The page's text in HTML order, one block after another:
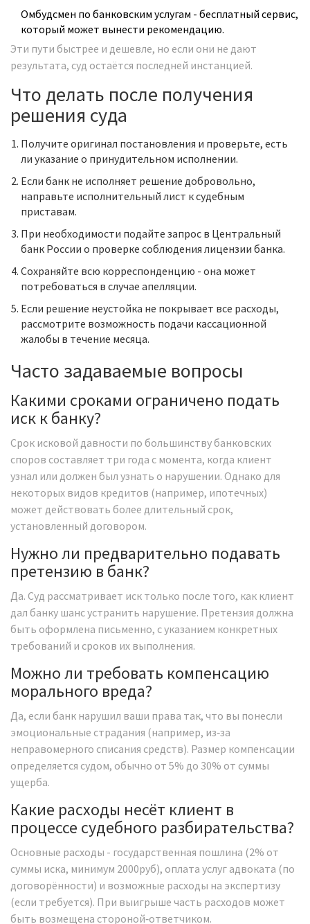
Омбудсмен по банковским услугам - бесплатный сервис,
который может вынести рекомендацию.
Эти пути быстрее и дешевле, но если они не дают
результата, суд остаётся последней инстанцией.
Что делать после получения
решения суда
Получите оригинал постановления и проверьте, есть
ли указание о принудительном исполнении.
Если банк не исполняет решение добровольно,
направьте исполнительный лист к судебным
приставам.
При необходимости подайте запрос в Центральный
банк России о проверке соблюдения лицензии банка.
Сохраняйте всю корреспонденцию - она может
потребоваться в случае апелляции.
Если решение неустойка не покрывает все расходы,
рассмотрите возможность подачи кассационной
жалобы в течение месяца.
Часто задаваемые вопросы
Какими сроками ограничено подать
иск к банку?
Срок исковой давности по большинству банковских
споров составляет три года с момента, когда клиент
узнал или должен был узнать о нарушении. Однако для
некоторых видов кредитов (например, ипотечных)
может действовать более длительный срок,
установленный договором.
Нужно ли предварительно подавать
претензию в банк?
Да. Суд рассматривает иск только после того, как клиент
дал банку шанс устранить нарушение. Претензия должна
быть оформлена письменно, с указанием конкретных
требований и сроков их выполнения.
Можно ли требовать компенсацию
морального вреда?
Да, если банк нарушил ваши права так, что вы понесли
эмоциональные страдания (например, из‑за
неправомерного списания средств). Размер компенсации
определяется судом, обычно от 5% до 30% от суммы
ущерба.
Какие расходы несёт клиент в
процессе судебного разбирательства?
Основные расходы - государственная пошлина (2% от
суммы иска, минимум 2000руб), оплата услуг адвоката (по
договорённости) и возможные расходы на экспертизу
(если требуется). При выигрыше часть расходов может
быть возмещена стороной‑ответчиком.